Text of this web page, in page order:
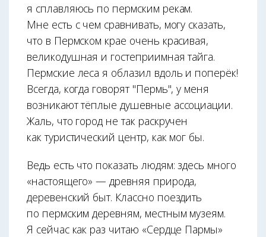
я сплавляюсь по пермским рекам.
Мне есть с чем сравнивать, могу сказать,
что в Пермском крае очень красивая,
великодушная и гостеприимная тайга.
Пермские леса я облазил вдоль и поперёк!
Всегда, когда говорят "Пермь", у меня
возникают тёплые душевные ассоциации.
Жаль, что город не так раскручен
как туристический центр, как мог бы.
Ведь есть что показать людям: здесь много
«настоящего» — древняя природа,
деревенский быт. Классно поездить
по пермским деревням, местным музеям.
Я сейчас как раз читаю «Сердце Пармы»